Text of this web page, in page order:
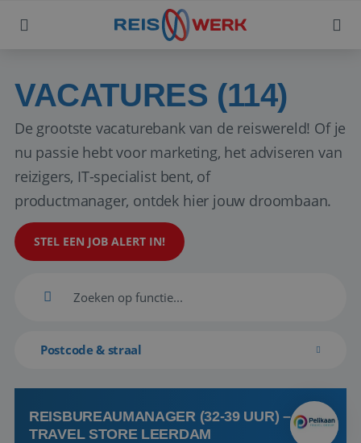
VACATURES (114)
De grootste vacaturebank van de reiswereld! Of je
nu passie hebt voor marketing, het adviseren van
reizigers, IT-specialist bent, of
productmanager, ontdek hier jouw droombaan.
STEL EEN JOB ALERT IN!
Postcode & straal
REISBUREAUMANAGER (32-39 UUR) –
TRAVEL STORE LEERDAM